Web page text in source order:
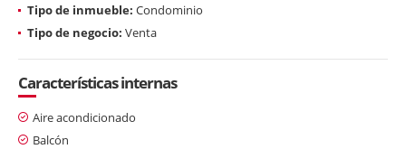
Tipo de inmueble: Condominio
Tipo de negocio: Venta
Características internas
Aire acondicionado
Balcón